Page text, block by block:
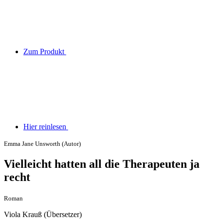
Zum Produkt
Hier reinlesen
Emma Jane Unsworth (Autor)
Vielleicht hatten all die Therapeuten ja
recht
Roman
Viola Krauß (Übersetzer)